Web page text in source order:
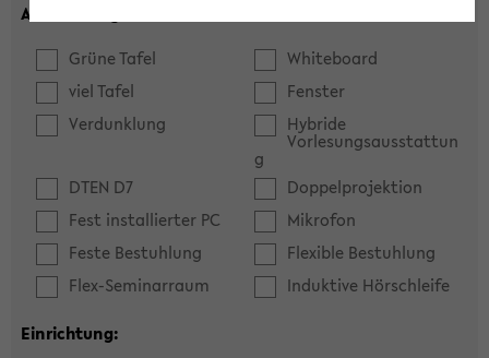
Ausstattung:
Grüne Tafel
Whiteboard
viel Tafel
Fenster
Verdunklung
Hybride
Vorlesungsausstattun
g
DTEN D7
Doppelprojektion
Fest installierter PC
Mikrofon
Feste Bestuhlung
Flexible Bestuhlung
Flex-Seminarraum
Induktive Hörschleife
Einrichtung: